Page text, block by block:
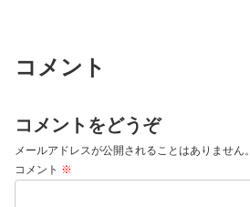
コメント
コメントをどうぞ
メールアドレスが公開されることはありません。
コメント ※